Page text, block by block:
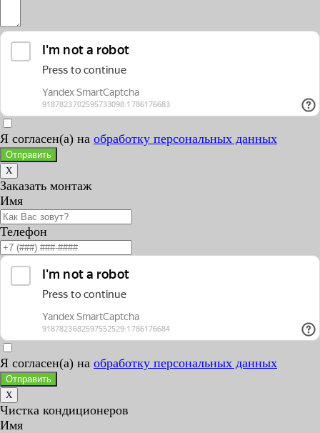
Я согласен(а) на обработку персональных данных
Отправить
X
Заказать монтаж
Имя
Телефон
Я согласен(а) на обработку персональных данных
Отправить
X
Чистка кондиционеров
Имя